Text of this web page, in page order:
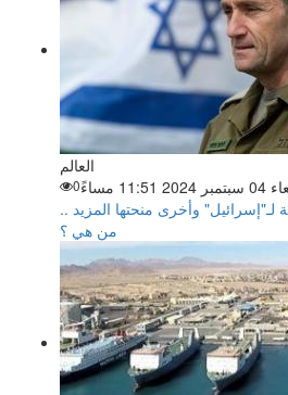
العالم
11:51 مساءً
0
وأخرى منحتها المزيد ..
من هي ؟